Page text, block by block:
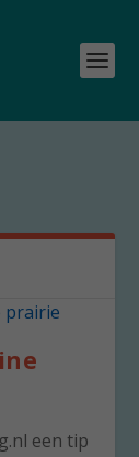
een tip